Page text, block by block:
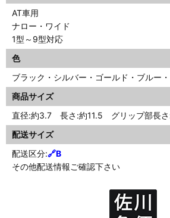
AT車用
ナロー・ワイド
1型～9型対応
色
ブラック・シルバー・ゴールド・ブルー
商品サイズ
直径:約3.7 長さ:約11.5 グリップ部長
配送サイズ
配送区分:🔗B
その他配送情報ご確認下さい